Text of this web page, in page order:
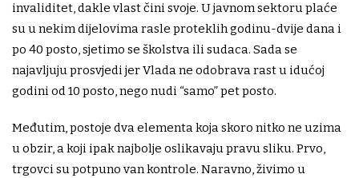
invaliditet, dakle vlast čini svoje. U javnom sektoru plaće
su u nekim dijelovima rasle proteklih godinu-dvije dana i
po 40 posto, sjetimo se školstva ili sudaca. Sada se
najavljuju prosvjedi jer Vlada ne odobrava rast u idućoj
godini od 10 posto, nego nudi “samo” pet posto.
Međutim, postoje dva elementa koja skoro nitko ne uzima
u obzir, a koji ipak najbolje oslikavaju pravu sliku. Prvo,
trgovci su potpuno van kontrole. Naravno, živimo u